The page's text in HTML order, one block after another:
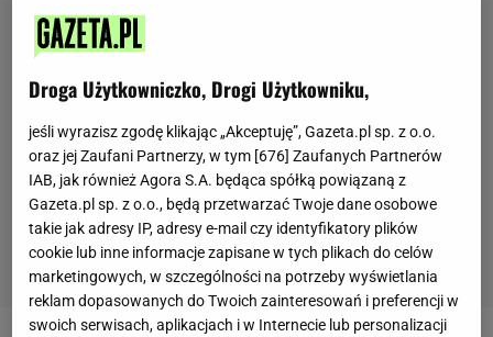
Droga Użytkowniczko, Drogi Użytkowniku,
jeśli wyrazisz zgodę klikając „Akceptuję”, Gazeta.pl sp. z o.o.
oraz jej Zaufani Partnerzy, w tym [676] Zaufanych Partnerów
IAB, jak również Agora S.A. będąca spółką powiązaną z
Gazeta.pl sp. z o.o., będą przetwarzać Twoje dane osobowe
takie jak adresy IP, adresy e-mail czy identyfikatory plików
cookie lub inne informacje zapisane w tych plikach do celów
marketingowych, w szczególności na potrzeby wyświetlania
reklam dopasowanych do Twoich zainteresowań i preferencji w
swoich serwisach, aplikacjach i w Internecie lub personalizacji